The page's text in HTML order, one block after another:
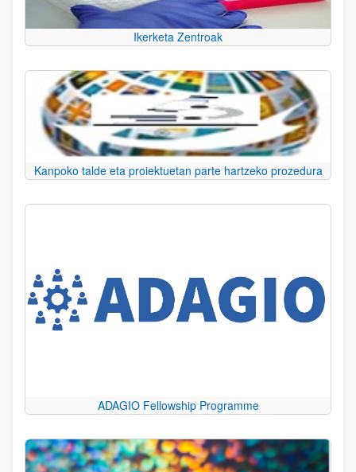
Ikerketa Zentroak
Kanpoko talde eta proiektuetan parte hartzeko prozedura
ADAGIO Fellowship Programme